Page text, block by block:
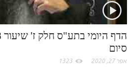
סיום
אפר 27, 2020 1323